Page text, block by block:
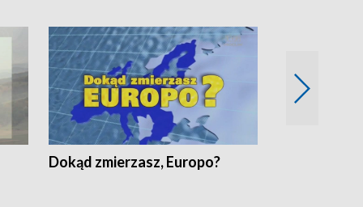
Dokąd zmierzasz, Europo?